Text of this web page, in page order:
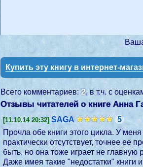
Купить эту книгу в интернет-
Всего комментариев:2, в т.ч. с
Отзывы читателей о книге Анна
[11.10.14 20:32] SAGA
5
Прочла обе книги этого цикла. У
практически отсутствует, точнее ее
быть, но она тоже играет не главную
Даже имея такие "недостатки" книги